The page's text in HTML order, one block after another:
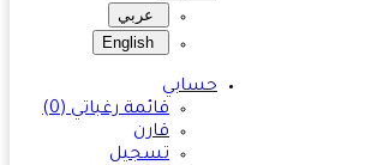
عربي
English
حسابي
قائمة رغباتي (0)
قارن
تسجيل